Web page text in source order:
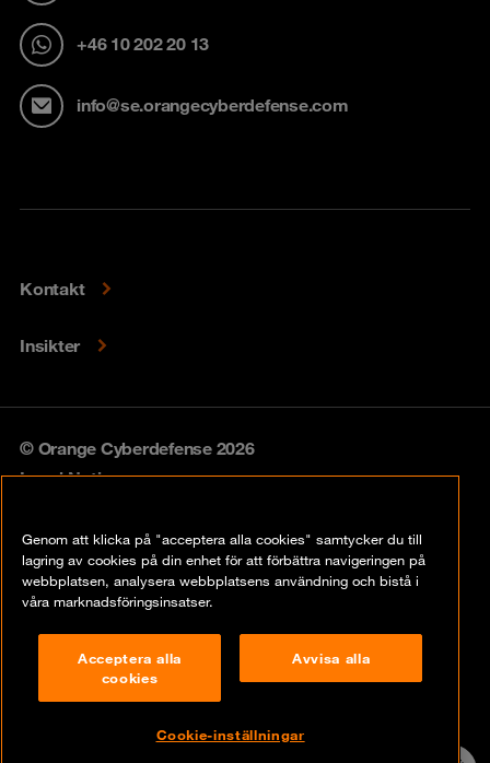
+46 10 202 20 13
info@se.orangecyberdefense.com
Kontakt
Insikter
© Orange Cyberdefense 2026
Legal Notice
Vulnerability policy
Compliance
Genom att klicka på "acceptera alla cookies" samtycker du till
lagring av cookies på din enhet för att förbättra navigeringen på
webbplatsen, analysera webbplatsens användning och bistå i
våra marknadsföringsinsatser.
Acceptera alla
cookies
Avvisa alla
Cookie-inställningar